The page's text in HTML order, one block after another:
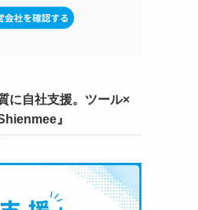
に自社支援。ツール×
』